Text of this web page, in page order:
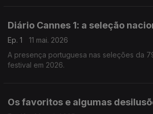
Diário Cannes 1: a seleção
Ep. 1
11 mai. 2026
A presença portuguesa nas seleções da
festival em 2026.
Os favoritos e algumas